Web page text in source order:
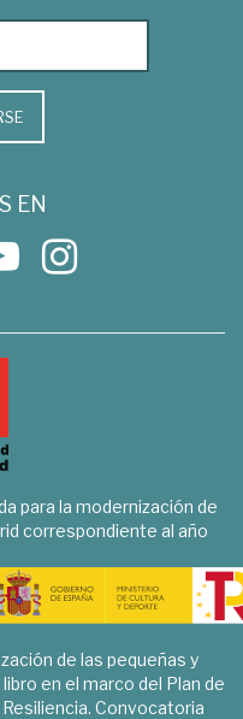
EN
para la modernización de
correspondiente al año
de las pequeñas y
en el marco del Plan de
Convocatoria